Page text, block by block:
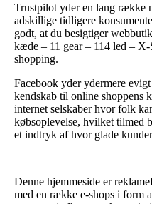
Trustpilot yder en lang række
adskillige tidligere
godt, at du besigtiger
kæde – 11 gear – 114 led –
shopping.
Facebook yder ydermere
kendskab til online shoppens
internet selskaber hvor folk
købsoplevelse, hvilket tilmed
et indtryk af hvor glade
Denne hjemmeside er
med en række e-shops i form